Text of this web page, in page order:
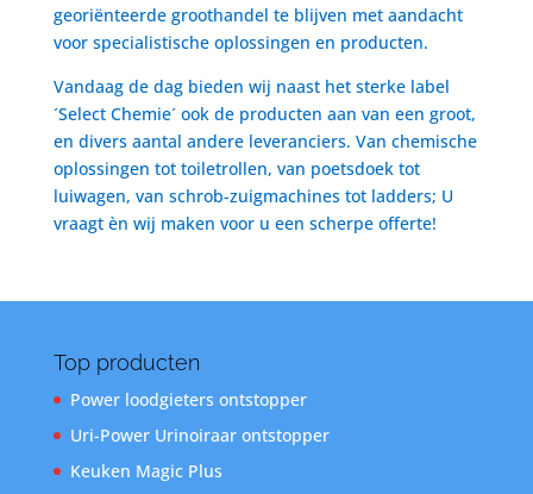
georiënteerde groothandel te blijven met aandacht
voor specialistische oplossingen en producten.
Vandaag de dag bieden wij naast het sterke label
´Select Chemie´ ook de producten aan van een groot,
en divers aantal andere leveranciers. Van chemische
oplossingen tot toiletrollen, van poetsdoek tot
luiwagen, van schrob-zuigmachines tot ladders; U
vraagt èn wij maken voor u een scherpe offerte!
Top producten
Power loodgieters ontstopper
Uri-Power Urinoiraar ontstopper
Keuken Magic Plus